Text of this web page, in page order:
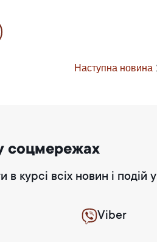
Наступна новина
соцмережах
курсі всіх новин і подій
Viber